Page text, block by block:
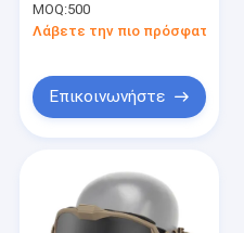
αρθρώσεων υπαίθρια
τακτικά
MOQ:500
Λάβετε την πιο πρόσφατη τιμή
Επικοινωνήστε